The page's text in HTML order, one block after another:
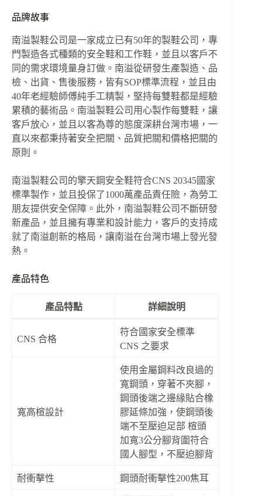
品牌故事
南溢製鞋公司是一家成立已有50年的製鞋公司，專
門製造各式種類的安全鞋和工作鞋，並且以客戶不
同的需求環境量身訂做。南溢從研發生產製造、品
檢、出貨、售後服務，皆有SOP標準流程，並且由
40年老經驗師傅純手工精製，堅持每雙鞋都是經驗
累積的藝術品。南溢製鞋公司用心製作每雙鞋，讓
客戶放心，並且以客為尊的態度深耕台灣市場，一
直以來都秉持著安全把關、品質把關和價格把關的
原則。
南溢製鞋公司的擎天鋼安全鞋符合CNS 20345國家
標準製作，並且投保了1000萬產品責任險，為勞工
朋友提供安全保障。此外，南溢製鞋公司不斷研發
新產品，並且擁有專業和設計能力，客戶的支持成
就了南溢創新的格局，讓南溢在台灣市場上發光發
熱。
產品特色
產品特點 詳細說明
CNS 合格
符合國家安全標準
CNS 之要求
寬高楦設計
使用金屬鋼料改良過的
寬鋼頭，穿著不夾腳，
鋼頭後端之邊緣貼合橡
膠延條加強，使鋼頭後
端不至壓迫足部 楦頭
加寬3公分腳背圍符合
國人腳型，不壓迫腳背
耐衝擊性 鋼頭耐衝擊性200焦耳